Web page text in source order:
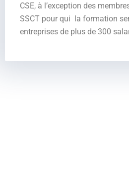
CSE, à l’exception des
SSCT pour qui la formation
entreprises de plus de 300